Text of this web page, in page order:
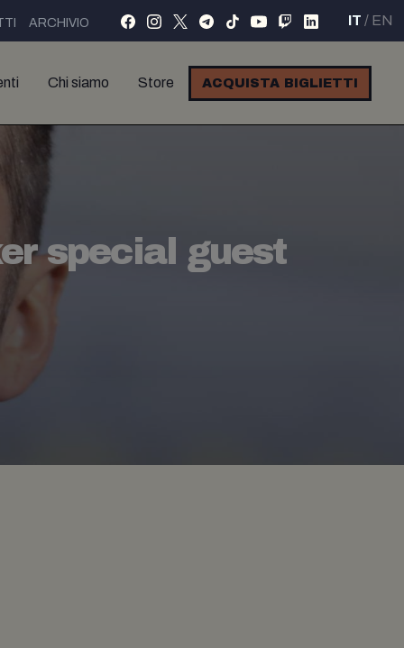
ARCHIVIO IT / EN
ACQUISTA BIGLIETTI
Chi siamo Store
special guest